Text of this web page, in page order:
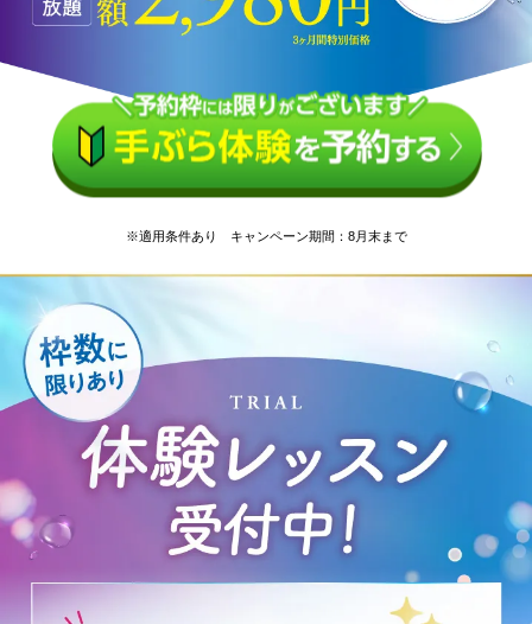
※適用条件あり キャンペーン期間：8月末まで